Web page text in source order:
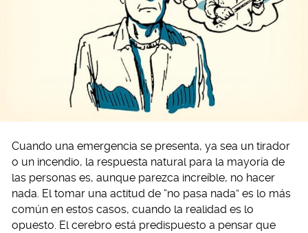
Cuando una emergencia se presenta, ya sea un tirador
o un incendio, la respuesta natural para la mayoría de
las personas es, aunque parezca increíble, no hacer
nada. El tomar una actitud de “no pasa nada” es lo más
común en estos casos, cuando la realidad es lo
opuesto. El cerebro está predispuesto a pensar que